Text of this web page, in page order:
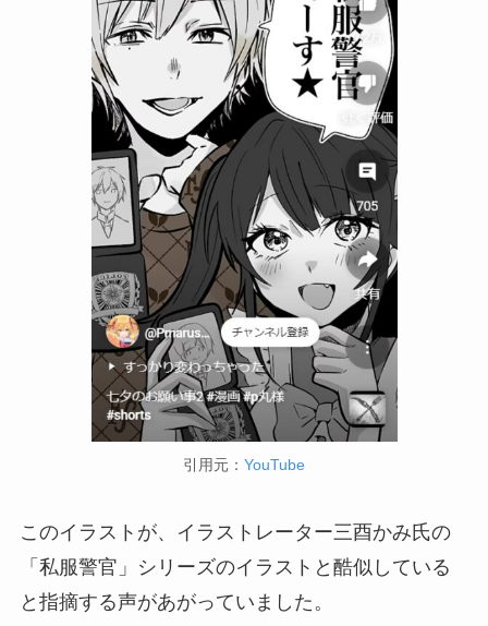
引用元： YouTube
このイラストが、イラストレーター三酉かみ氏の
「私服警官」シリーズのイラストと酷似している
と指摘する声があがっていました。